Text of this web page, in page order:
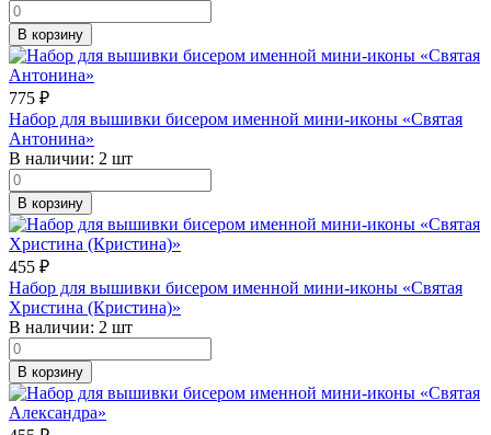
В корзину
775 ₽
Набор для вышивки бисером именной мини-иконы «Святая
Антонина»
В наличии: 2 шт
В корзину
455 ₽
Набор для вышивки бисером именной мини-иконы «Святая
Христина (Кристина)»
В наличии: 2 шт
В корзину